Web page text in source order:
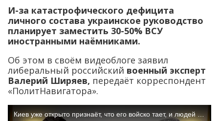
И-за катастрофического дефицита
личного состава украинское руководство
планирует заместить 30-50% ВСУ
иностранными наёмниками.
Об этом в своём видеоблоге заявил
либеральный российский военный эксперт
Валерий Ширяев, передаёт корреспондент
«ПолитНавигатора».